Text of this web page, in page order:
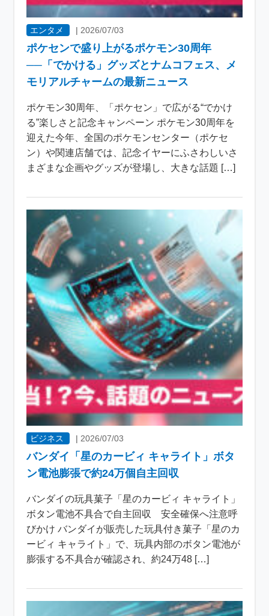
エンタメ | 2026/07/03
ポケセンで盛り上がるポケモン30周年
──「でかける」グッズとナムコフェス、メ
モリアルチャームの最新ニュース
ポケモン30周年、「ポケセン」で広がる“でかけ
る”楽しさと記念キャンペーン ポケモン30周年を
迎えた今年、全国のポケモンセンター（ポケセ
ン）や関連店舗では、記念イヤーにふさわしいさ
まざまな企画やグッズが登場し、大きな話題 […]
ビジネス | 2026/07/03
バンダイ「星のカービィ キャライト」ボタ
ン電池膨張で約24万個自主回収
バンダイの玩具菓子「星のカービィ キャライト」
ボタン電池不具合で自主回収 安全確保へ注意呼
びかけ バンダイが販売した玩具付き菓子「星のカ
ービィ キャライト」で、玩具内部のボタン電池が
膨張する不具合が確認され、約24万48 […]